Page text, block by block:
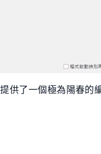
供了一個極為陽春的